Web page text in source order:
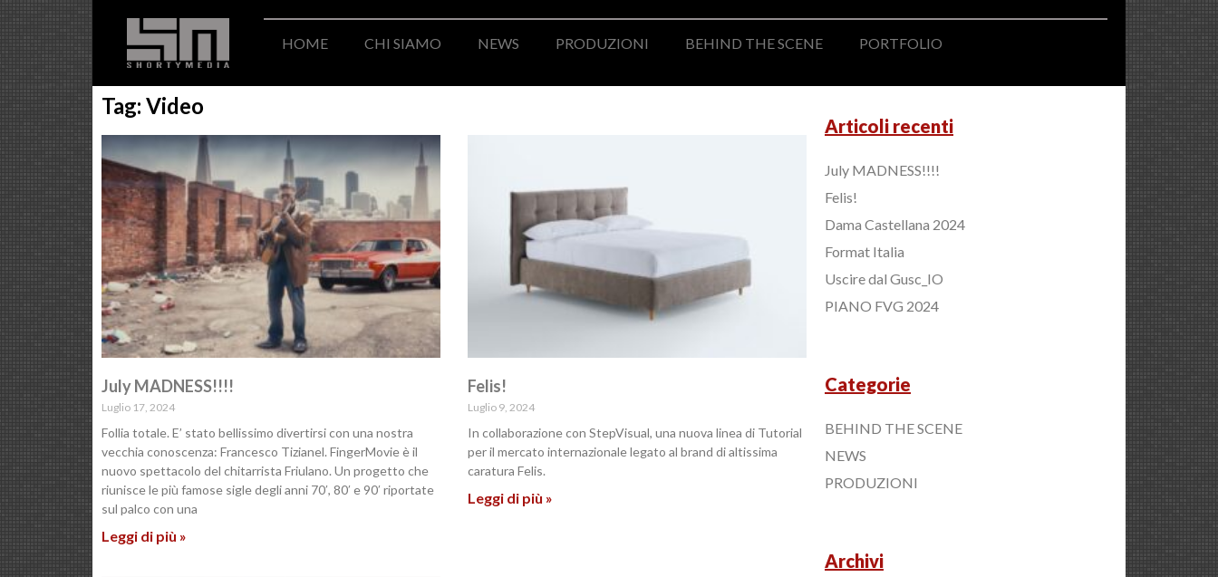
HOME CHI SIAMO NEWS PRODUZIONI BEHIND THE SCENE PORTFOLIO
Tag: Video
July MADNESS!!!!
Luglio 17, 2024
Follia totale. E’ stato bellissimo divertirsi con una nostra
vecchia conoscenza: Francesco Tizianel. FingerMovie è il
nuovo spettacolo del chitarrista Friulano. Un progetto che
riunisce le più famose sigle degli anni 70′, 80′ e 90′ riportate
sul palco con una
Leggi di più »
Felis!
Luglio 9, 2024
In collaborazione con StepVisual, una nuova linea di Tutorial
per il mercato internazionale legato al brand di altissima
caratura Felis.
Leggi di più »
Articoli recenti
July MADNESS!!!!
Felis!
Dama Castellana 2024
Format Italia
Uscire dal Gusc_IO
PIANO FVG 2024
Categorie
BEHIND THE SCENE
NEWS
PRODUZIONI
Archivi